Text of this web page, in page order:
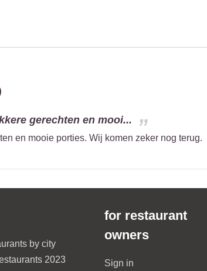
gerechten en mooi...
en mooie porties. Wij komen zeker nog terug.
by city
2023
for restaurant
owners
Sign in